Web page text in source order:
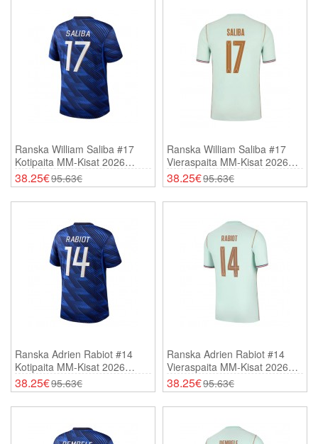
Ranska William Saliba #17
Kotipaita MM-Kisat 2026
Lyhythihainen
38.25€95.63€
Ranska William Saliba #17
Vieraspaita MM-Kisat 2026
Lyhythihainen
38.25€95.63€
Ranska Adrien Rabiot #14
Kotipaita MM-Kisat 2026
Lyhythihainen
38.25€95.63€
Ranska Adrien Rabiot #14
Vieraspaita MM-Kisat 2026
Lyhythihainen
38.25€95.63€